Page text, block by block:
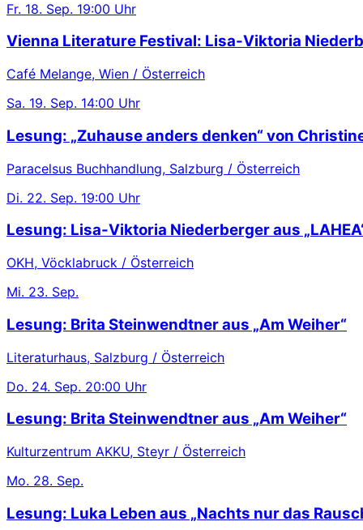
Fr. 18. Sep. 19:00 Uhr
Vienna Literature Festival: Lisa-Viktoria
Café Melange, Wien / Österreich
Sa. 19. Sep. 14:00 Uhr
Lesung: „Zuhause anders denken“ von
Paracelsus Buchhandlung, Salzburg / Österreich
Di. 22. Sep. 19:00 Uhr
Lesung: Lisa-Viktoria Niederberger aus
OKH, Vöcklabruck / Österreich
Mi. 23. Sep.
Lesung: Brita Steinwendtner aus „Am Weiher“
Literaturhaus, Salzburg / Österreich
Do. 24. Sep. 20:00 Uhr
Lesung: Brita Steinwendtner aus „Am Weiher“
Kulturzentrum AKKU, Steyr / Österreich
Mo. 28. Sep.
Lesung: Luka Leben aus „Nachts nur das